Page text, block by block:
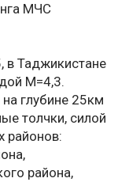
МЧС
в Таджикистане
М=4,3.
глубине 25км
толчки, силой
районов:
района,